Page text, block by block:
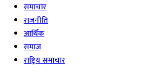
समाचार
राजनीति
आर्थिक
समाज
राष्ट्रिय समाचार